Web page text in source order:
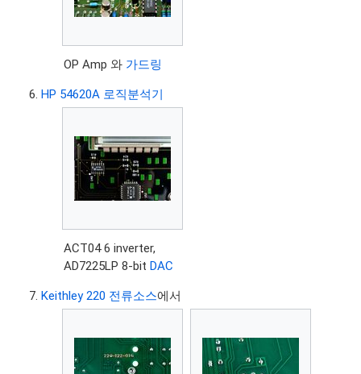
OP Amp 와 가드링
HP 54620A 로직분석기
ACT04 6 inverter,
AD7225LP 8-bitDAC
Keithley 220 전류소스에서